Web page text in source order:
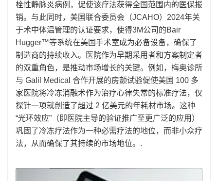
栓性静脉炎病例，促使该疗法获得全国范围内的医保报
销。与此同时，美国联合委员会（JCAHO）2024年关
于术中体温管理的认证要求，使得3M公司的Bair
Hugger™等系统在美国手术室成为必备设备，确保了
制造商的持续收入。医院作为早期采用者和方案制定者
的双重角色，是推动市场增长的关键。例如，梅奥诊所
与 Galil Medical 合作开展的房颤试验促使美国 100 多
家医院将冷冻消融术作为治疗心律失常的标准疗法，仅
探针一项就创造了超过 2 亿美元的年耗材市场。这种
“光环效应”（即医院主导的验证推广至更广泛的应用）
巩固了冷冻疗法作为一种必需疗法的地位，而非小众疗
法，从而确保了其持续的市场地位。.